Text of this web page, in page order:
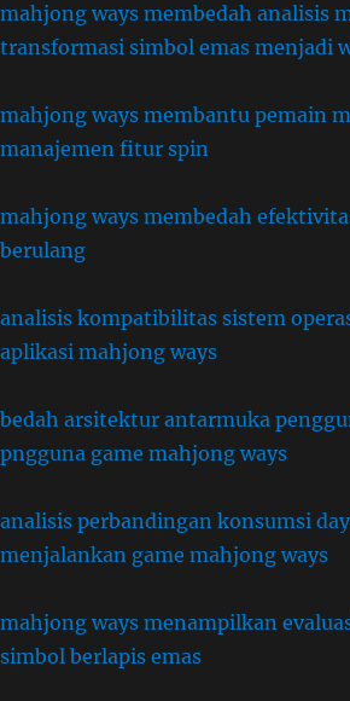
mahjong ways membedah analisis
transformasi simbol emas menjadi
mahjong ways membantu pemain
manajemen fitur spin
mahjong ways membedah
berulang
analisis kompatibilitas sistem
aplikasi mahjong ways
bedah arsitektur antarmuka
pngguna game mahjong ways
analisis perbandingan konsumsi
menjalankan game mahjong ways
mahjong ways menampilkan
simbol berlapis emas